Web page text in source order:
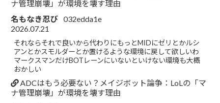
ナ管理崩壊」が環境を壊す理由
名もなき忍び 032edda1e
2026.07.21
それならそれで良いから代わりにもっとMIDにゼリとかルシ
アンとかスモルダーとか置けるような環境に戻して欲しいわ
マークスマンだけBOTレーンにいないといけない環境も大概
おかしい
ADCはもう必要ない？メイジボット論争：LoLの「マ
ナ管理崩壊」が環境を壊す理由